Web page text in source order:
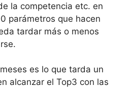
la competencia etc. en
parámetros que hacen
tardar más o menos
es lo que tarda un
alcanzar el Top3 con las